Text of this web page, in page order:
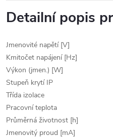
Detailní popis
Jmenovité napětí [V]
Kmitočet napájení [Hz]
Výkon (jmen.) [W]
Stupeň krytí IP
Třída izolace
Pracovní teplota
Průměrná životnost [h]
Jmenovitý proud [mA]